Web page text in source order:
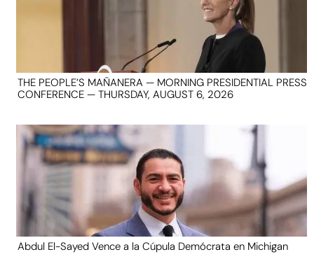
THE PEOPLE’S MAÑANERA — MORNING PRESIDENTIAL PRESS
CONFERENCE — THURSDAY, AUGUST 6, 2026
Abdul El-Sayed Vence a la Cúpula Demócrata en Michigan